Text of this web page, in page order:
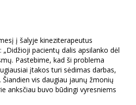
į šalyje kineziterapeutus
pacientų dalis apsilanko dėl
Pastebime, kad ši problema
įtakos turi sėdimas darbas,
vis daugiau jaunų žmonių
anksčiau buvo būdingi vyresniems